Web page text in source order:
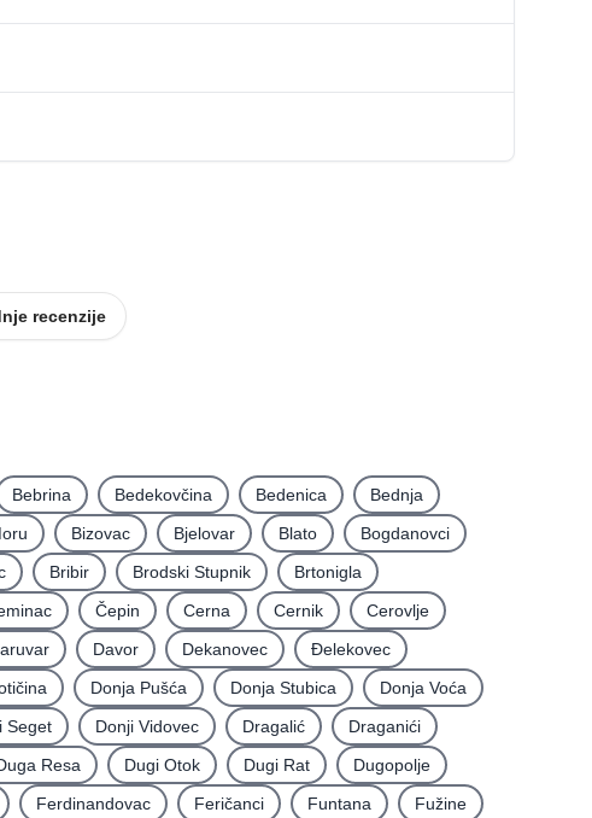
recenzije
Bebrina Bedekovčina Bedenica
Bednja
Bizovac Bjelovar Blato
Bogdanovci
Bribir Brodski Stupnik
Brtonigla
Čepin Cerna Cernik
Cerovlje
Davor Dekanovec
Ðelekovec
Donja Pušća Donja Stubica
Donja Voća
Seget Donji Vidovec Dragalić
Draganići
Resa Dugi Otok Dugi Rat
Dugopolje
Ferdinandovac Feričanci Funtana
Fužine